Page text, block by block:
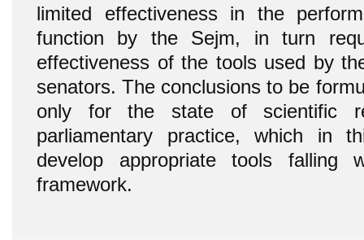
limited effectiveness in the
function by the Sejm, in turn
effectiveness of the tools used by
senators. The conclusions to be
only for the state of scientific
parliamentary practice, which in
develop appropriate tools falling
framework.